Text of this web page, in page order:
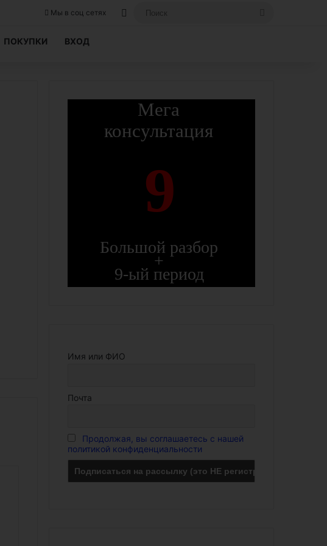
Мы в соц сетях Вход, если вы уже регистрировались на
ПОКУПКИ ВХОД
Мега
консультация
Большой разбор
+
9-ый период
9
Имя или ФИО
Почта
Продолжая, вы соглашаетесь с нашей
политикой конфиденциальности